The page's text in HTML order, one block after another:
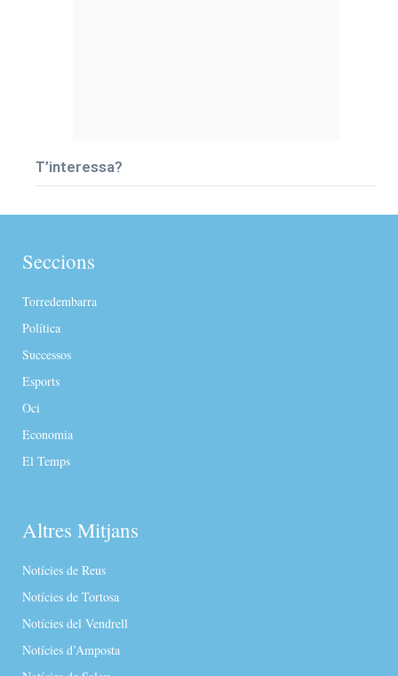
T’interessa?
Seccions
Torredembarra
Política
Successos
Esports
Oci
Economia
El Temps
Altres Mitjans
Notícies de Reus
Notícies de Tortosa
Notícies del Vendrell
Notícies d’Amposta